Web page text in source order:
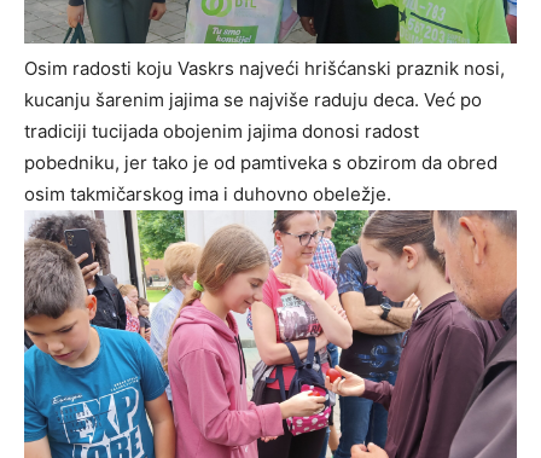
Osim radosti koju Vaskrs najveći hrišćanski praznik nosi,
kucanju šarenim jajima se najviše raduju deca. Već po
tradiciji tucijada obojenim jajima donosi radost
pobedniku, jer tako je od pamtiveka s obzirom da obred
osim takmičarskog ima i duhovno obeležje.